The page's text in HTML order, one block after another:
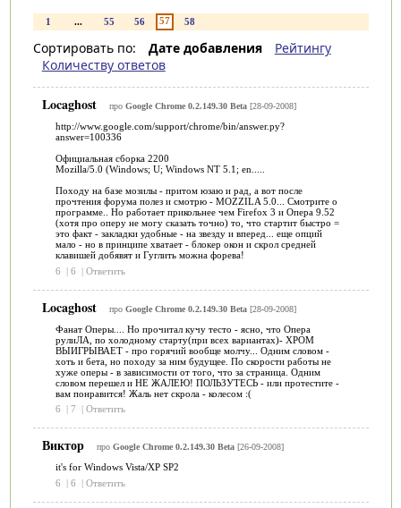
1 ... 55 56 57 58
Сортировать по: Дате добавления
Рейтингу
Количеству ответов
Locaghost про Google Chrome 0.2.149.30 Beta[28-09-2008]
http://www.google.com/support/chrome/bin/answer.py?
answer=100336
Официальная сборка 2200
Mozilla/5.0 (Windows; U; Windows NT 5.1; en.....
Походу на базе мозилы - притом юзаю и рад, а вот после
прочтения форума полез и смотрю - MOZZILA 5.0... Смотрите о
программе.. Но работает прикольнее чем Firefox 3 и Опера 9.52
(хотя про оперу не могу сказать точно) то, что стартит быстро =
это факт - закладки удобные - на звезду и вперед... еще опций
мало - но в принципе хватает - блокер окон и скрол средней
клавишей добявят и Гуглить можна форева!
6
| 6 | Ответить
Locaghost про Google Chrome 0.2.149.30 Beta[28-09-2008]
Фанат Оперы.... Но прочитал кучу тесто - ясно, что Опера
рулиЛА, по холодному старту(при всех вариантах)- ХРОМ
ВЫИГРЫВАЕТ - про горячий вообще молчу... Одним словом -
хоть и бета, но походу за ним будущее. По скорости работы не
хуже оперы - в зависимости от того, что за страница. Одним
словом перешел и НЕ ЖАЛЕЮ! ПОЛЬЗУТЕСЬ - или протестите -
вам понравится! Жаль нет скрола - колесом :(
6
| 7 | Ответить
Виктор про Google Chrome 0.2.149.30 Beta[26-09-2008]
it's for Windows Vista/XP SP2
6
| 6 | Ответить